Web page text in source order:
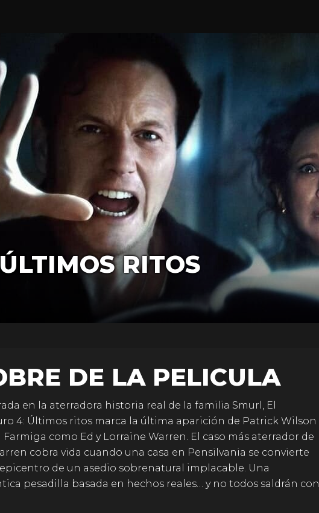
RITOS
DE LA PELICULA
en la aterradora historia real de la familia Smurl, El
4: Últimos ritos marca la última aparición de Patrick Wilson
Farmiga como Ed y Lorraine Warren. El caso más aterrador de
cobra vida cuando una casa en Pensilvania se convierte
de un asedio sobrenatural implacable. Una
pesadilla basada en hechos reales… y no todos saldrán con